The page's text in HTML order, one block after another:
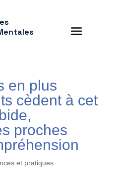
en plus
cèdent à cet
proches
et pratiques